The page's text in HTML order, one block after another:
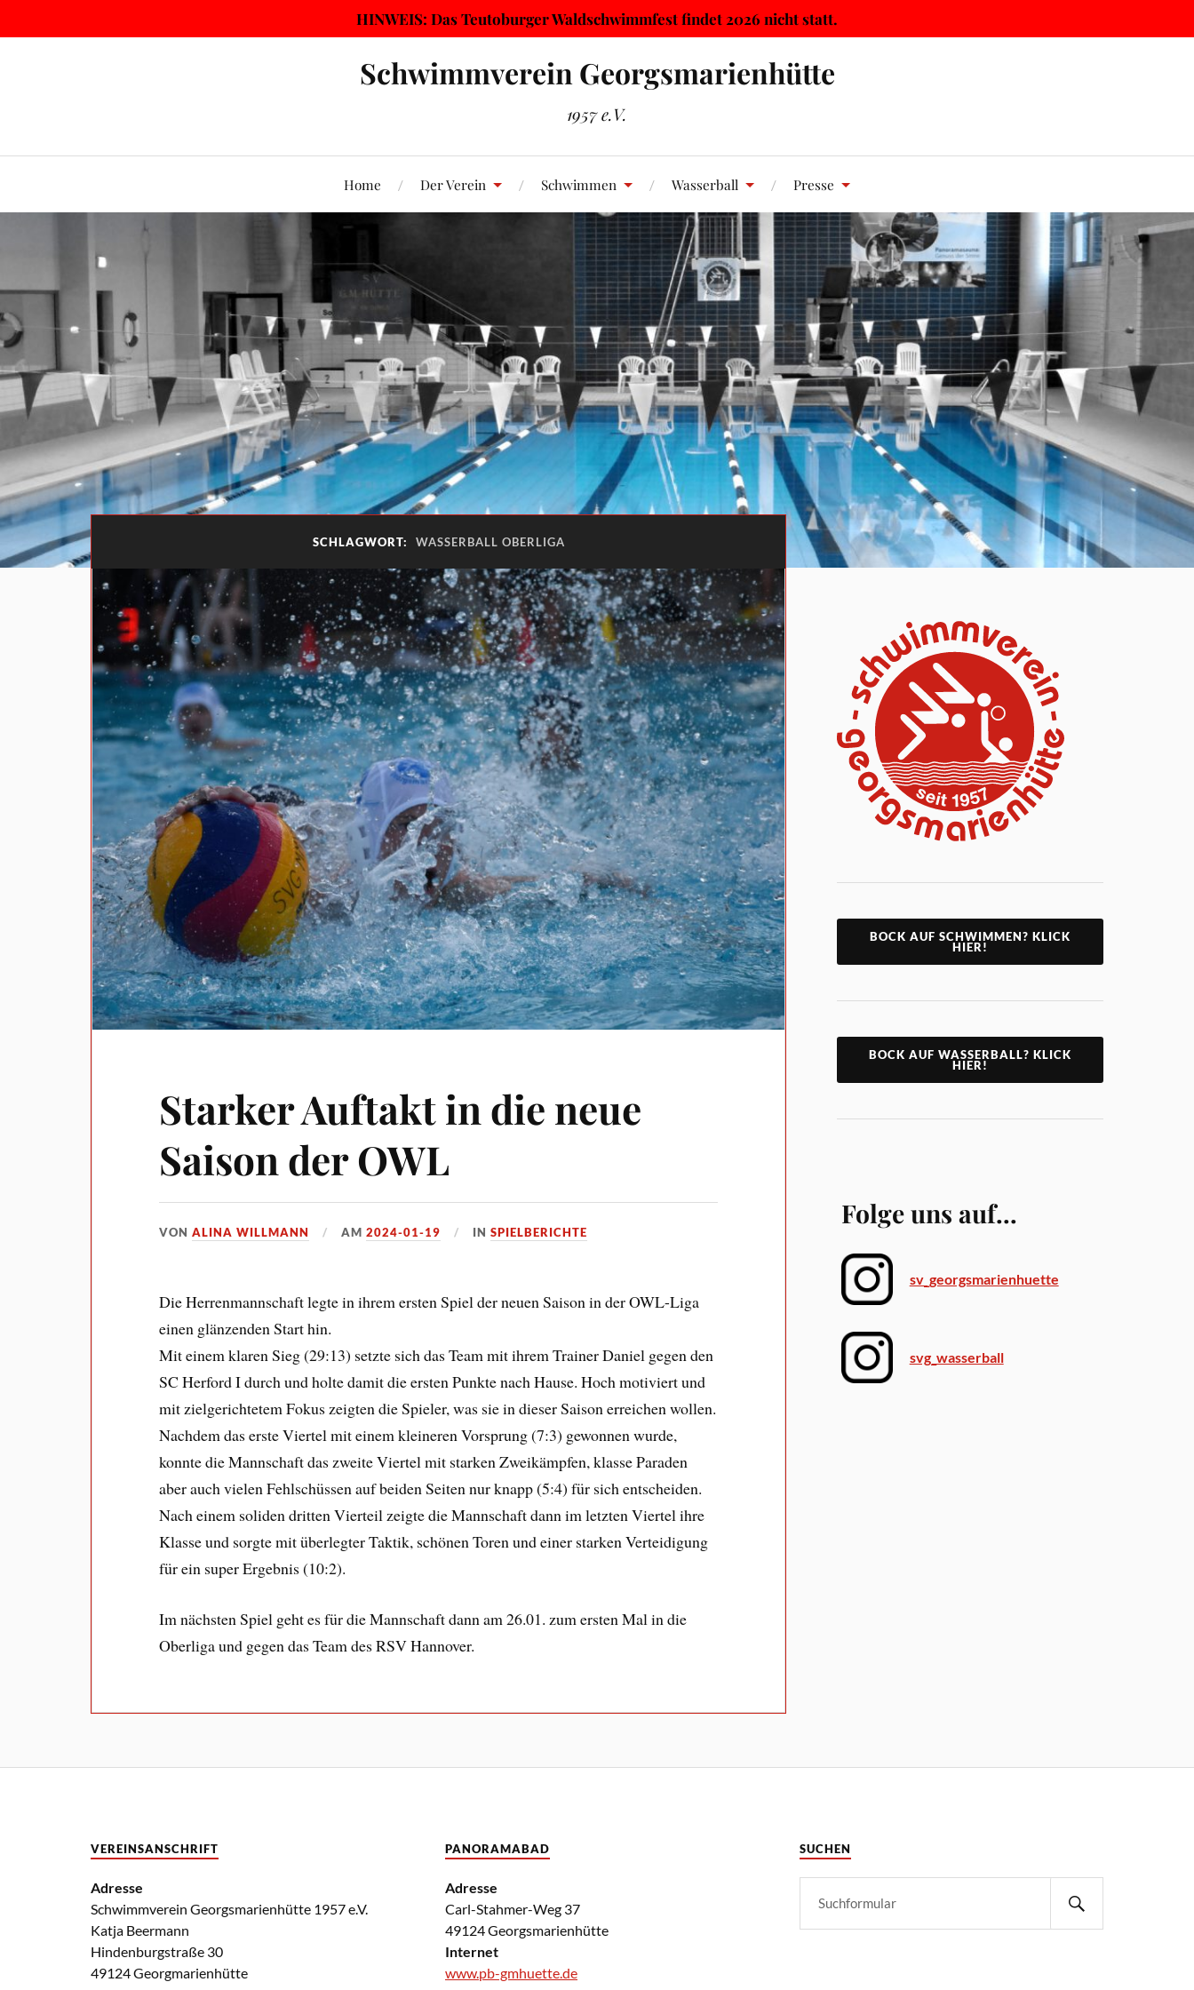
HINWEIS: Das Teutoburger Waldschwimmfest findet 2026 nicht statt.
Schwimmverein Georgsmarienhütte
1957 e.V.
Home Der Verein Schwimmen Wasserball Presse
SCHLAGWORT: WASSERBALL OBERLIGA
Starker Auftakt in die neue
Saison der OWL
VONALINA WILLMANN AM2024-01-19 INSPIELBERICHTE
Die Herrenmannschaft legte in ihrem ersten Spiel der neuen Saison in der OWL-Liga
einen glänzenden Start hin.
Mit einem klaren Sieg (29:13) setzte sich das Team mit ihrem Trainer Daniel gegen den
SC Herford I durch und holte damit die ersten Punkte nach Hause. Hoch motiviert und
mit zielgerichtetem Fokus zeigten die Spieler, was sie in dieser Saison erreichen wollen.
Nachdem das erste Viertel mit einem kleineren Vorsprung (7:3) gewonnen wurde,
konnte die Mannschaft das zweite Viertel mit starken Zweikämpfen, klasse Paraden
aber auch vielen Fehlschüssen auf beiden Seiten nur knapp (5:4) für sich entscheiden.
Nach einem soliden dritten Vierteil zeigte die Mannschaft dann im letzten Viertel ihre
Klasse und sorgte mit überlegter Taktik, schönen Toren und einer starken Verteidigung
für ein super Ergebnis (10:2).
Im nächsten Spiel geht es für die Mannschaft dann am 26.01. zum ersten Mal in die
Oberliga und gegen das Team des RSV Hannover.
BOCK AUF SCHWIMMEN? KLICK
HIER!
BOCK AUF WASSERBALL? KLICK
HIER!
Folge uns auf...
sv_georgsmarienhuette
svg_wasserball
VEREINSANSCHRIFT
Adresse
Schwimmverein Georgsmarienhütte 1957 e.V.
Katja Beermann
Hindenburgstraße 30
49124 Georgmarienhütte
PANORAMABAD
Adresse
Carl-Stahmer-Weg 37
49124 Georgsmarienhütte
Internet
www.pb-gmhuette.de
SUCHEN